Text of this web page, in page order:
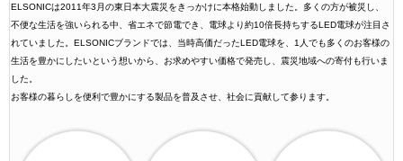
ELSONICは2011年3月の東日本大震災をきっかけに本格始動しました。多くの方が被災し、
不便な生活を強いられる中、省エネで節電でき、電球より約10倍長持ちするLED電球が注目さ
れていました。ELSONICブランドでは、当時高価だったLED電球を、1人でも多くのお客様の
生活を豊かにしたいという想いから、お求めやすい価格で発売し、震災地域への寄付も行いま
した。
お客様の暮らしを便利で豊かにする製品を普及させ、社会に貢献して参ります。